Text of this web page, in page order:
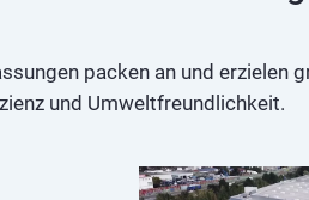
packen an und erzielen
und Umweltfreundlichkeit.